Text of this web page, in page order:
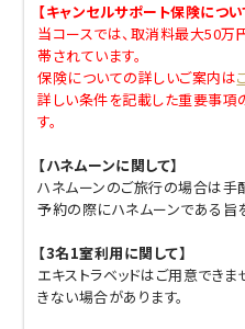
【キャンセルサポート保険につい
当コースでは、取消料最大50万
帯されています。
保険についての詳しいご案内は
詳しい条件を記載した重要事項
す。
【ハネムーンに関して】
ハネムーンのご旅行の場合は手
予約の際にハネムーンである旨
【3名1室利用に関して】
エキストラベッドはご用意でき
きない場合があります。